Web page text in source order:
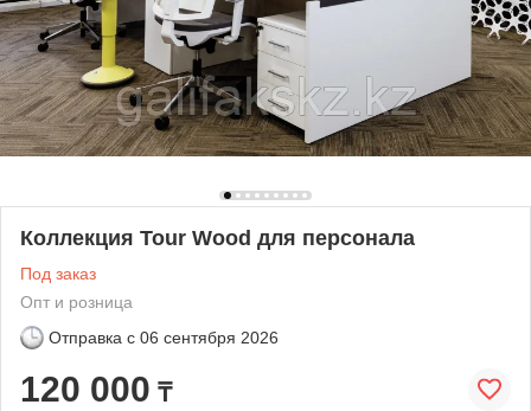
Коллекция Tour Wood для персонала
Под заказ
Опт и розница
Отправка с 06 сентября 2026
120 000 ₸